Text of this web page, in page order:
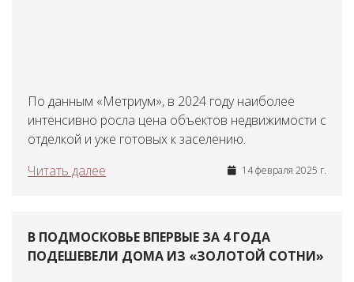
По данным «Метриум», в 2024 году наиболее
интенсивно росла цена объектов недвижимости с
отделкой и уже готовых к заселению.
Читать далее
14 февраля 2025 г.
В ПОДМОСКОВЬЕ ВПЕРВЫЕ ЗА 4 ГОДА
ПОДЕШЕВЕЛИ ДОМА ИЗ «ЗОЛОТОЙ СОТНИ»